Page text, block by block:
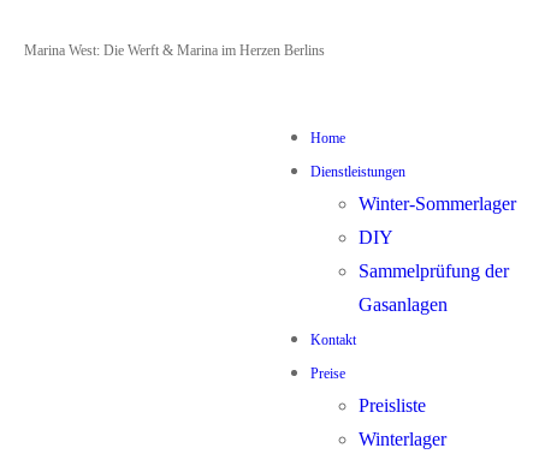
Zum
Menü
Schließen
Marina West: Die Werft & Marina im Herzen Berlins
Home
Dienstleistungen
Winter-Sommerlager
DIY
Sammelprüfung der
Gasanlagen
Kontakt
Preise
Preisliste
Winterlager